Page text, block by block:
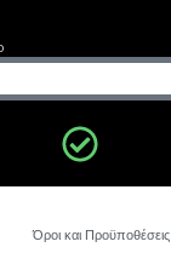
Όροι και Προϋποθέσεις
ΤΗΝ